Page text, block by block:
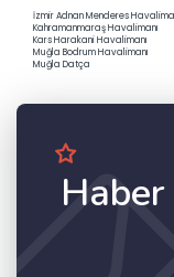
İzmir Adnan Menderes
Kahramanmaraş Havalimanı
Kars Harakani Havalimanı
Muğla Bodrum Havalimanı
Muğla Datça